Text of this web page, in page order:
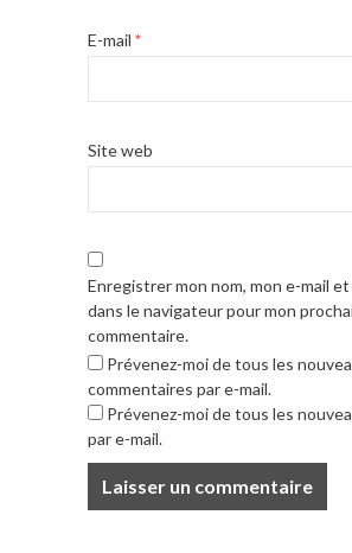
E-mail *
Site web
Enregistrer mon nom, mon e-mail
dans le navigateur pour mon
commentaire.
Prévenez-moi de tous les
commentaires par e-mail.
Prévenez-moi de tous les
par e-mail.